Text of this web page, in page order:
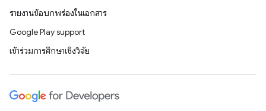
รายงานข้อบกพร่องในเอกสาร
Google Play support
เข้าร่วมการศึกษาเชิงวิจัย